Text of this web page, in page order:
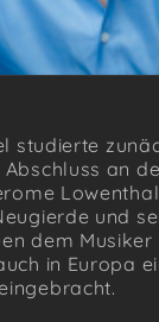
studierte
Abschluss an
und
dem Musiker
in Europa